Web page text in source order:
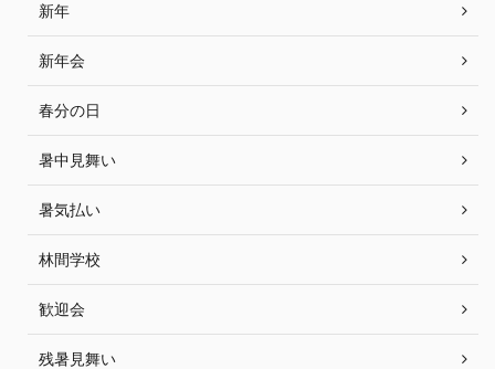
新年
新年会
春分の日
暑中見舞い
暑気払い
林間学校
歓迎会
残暑見舞い